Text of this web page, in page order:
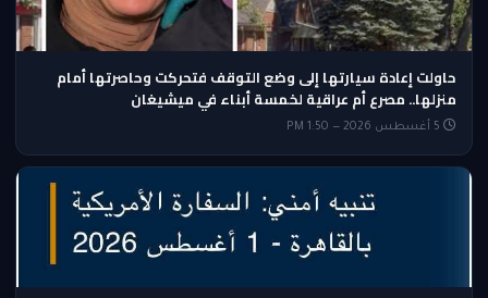
حاولت إعادة سيارتها إلى وضع التوقف فتحركت وحاصرتها أمام
منزلها.. مصرع أم عراقية لخمسة أبناء في ميشيغان